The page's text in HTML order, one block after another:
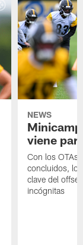
NEWS
viene
Con los OTAs
concluidos,
clave del
incógnitas